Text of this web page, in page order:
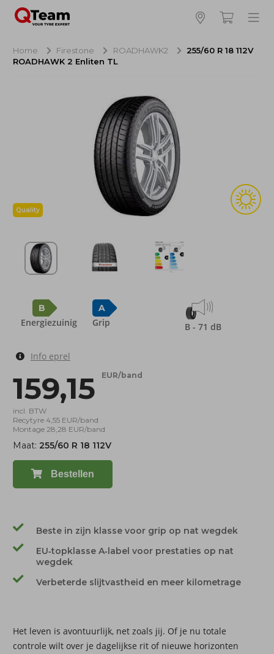
Hoeveel banden wilt u bestellen?
Totaal inclusief BTW:
Bestellen
Annuleren
Home Firestone ROADHAWK2
255/60 R 18 112V
ROADHAWK 2 Enliten TL
Quality
B
Energiezuinig
A
Grip B - 71 dB
Info eprel
159,15 EUR/band
incl. BTW
Recytyre 4,55 EUR/band
Montage 28,28 EUR/band
Maat: 255/60 R 18 112V
Bestellen
Beste in zijn klasse voor grip op nat wegdek
EU‑topklasse A‑label voor prestaties op nat
wegdek
Verbeterde slijtvastheid en meer kilometrage
Het leven is avontuurlijk, net zoals jij. Of je nu totale
controle wilt over je dagelijkse rit of nieuwe horizonten